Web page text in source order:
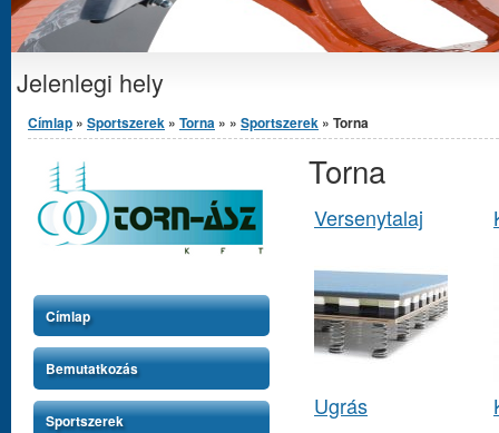
Jelenlegi hely
Címlap » Sportszerek » Torna » » Sportszerek » Torna
Torna
Versenytalaj
Ugrás
Címlap
Bemutatkozás
Sportszerek